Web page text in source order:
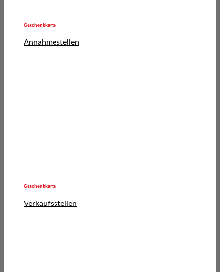
Geschenkkarte
Annahmestellen
Geschenkkarte
Verkaufsstellen